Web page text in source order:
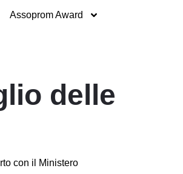
Assoprom Award
delle
con il Ministero